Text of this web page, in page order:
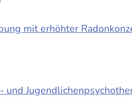
mit erhöhter